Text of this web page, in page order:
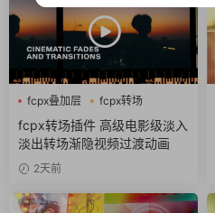
fcpx叠加层
fcpx转场
淡入淡出
fcpx转场插件 高级电影级淡入
淡出转场渐隐视频过渡动画
2天前